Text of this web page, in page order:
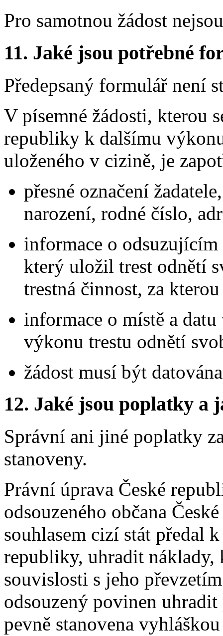
Pro samotnou žádost
11. Jaké jsou potřebné
Předepsaný formulář není
V písemné žádosti, kterou
republiky k dalšímu
uloženého v cizině, je
přesné označení
narození, rodné číslo,
informace o
který uložil trest odnětí
trestná činnost, za
informace o místě a
výkonu trestu odnětí
žádost musí být
12. Jaké jsou poplatky a
Správní ani jiné poplatky
stanoveny.
Právní úprava České
odsouzeného občana
souhlasem cizí stát předal
republiky, uhradit náklady,
souvislosti s jeho
odsouzený povinen
pevně stanovena